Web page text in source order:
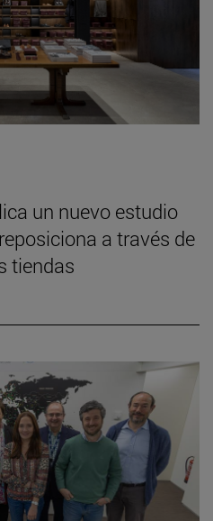
un nuevo estudio
a través de
tiendas